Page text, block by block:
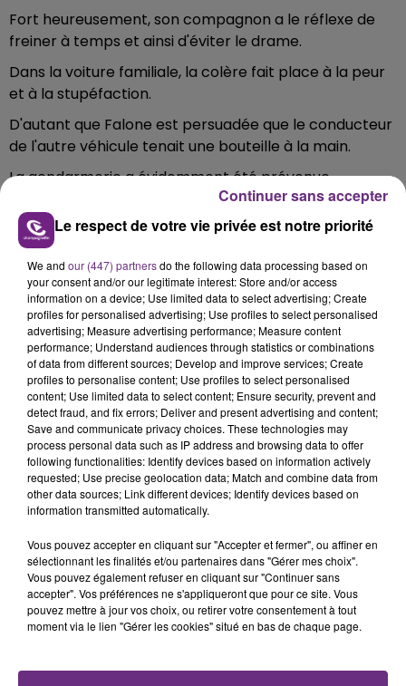
Fort heureusement, son compagnon a le réflexe de
freiner à temps et ainsi d'éviter le drame.
Dans la voiture familiale, la colère fait place à la peur
et à la stupéfaction.
D'autant que Falone est persuadée que le conducteur
de l'autre véhicule tenait une bouteille à la main.
La gendarmerie a évidemment été prévenue.
Falone a décidé de publier une vidéo de l'incident pour
mettre en garde les autres usagers de la route.
FIL D'ACTU
14h39
L'INSPECTION DU TRAVAIL RAPPELLE À
Alors que les dates de début des vendange 2026
s'est avéré être plus précoce que prévu,
l'inspection du Travail en profite pour rappeler
les conditions de...
Le respect de votre vie privée est notre priorité
We and our (447) partnersdo the following data processing based on
your consent and/or our legitimate interest: Store and/or access
information on a device; Use limited data to select advertising; Create
profiles for personalised advertising; Use profiles to select personalised
advertising; Measure advertising performance; Measure content
performance; Understand audiences through statistics or combinations
of data from different sources; Develop and improve services; Create
profiles to personalise content; Use profiles to select personalised
content; Use limited data to select content; Ensure security, prevent and
detect fraud, and fix errors; Deliver and present advertising and content;
Save and communicate privacy choices. These technologies may
process personal data such as IP address and browsing data to offer
following functionalities: Identify devices based on information actively
requested; Use precise geolocation data; Match and combine data from
other data sources; Link different devices; Identify devices based on
information transmitted automatically.
Vous pouvez accepter en cliquant sur "Accepter et fermer", ou affiner en
sélectionnant les finalités et/ou partenaires dans "Gérer mes choix".
Vous pouvez également refuser en cliquant sur "Continuer sans
accepter". Vos préférences ne s'appliqueront que pour ce site. Vous
pouvez mettre à jour vos choix, ou retirer votre consentement à tout
moment via le lien "Gérer les cookies" situé en bas de chaque page.
Continuer sans accepter